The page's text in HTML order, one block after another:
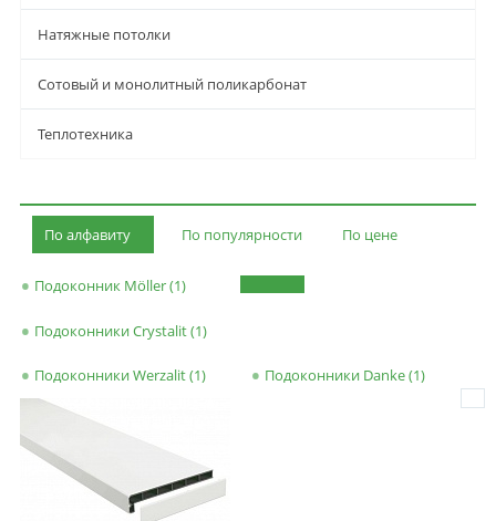
Натяжные потолки
Сотовый и монолитный поликарбонат
Теплотехника
По алфавиту По популярности По цене
Подоконник Möller (1)
Подоконники Crystalit (1)
Подоконники Werzalit (1) Подоконники Danke (1)